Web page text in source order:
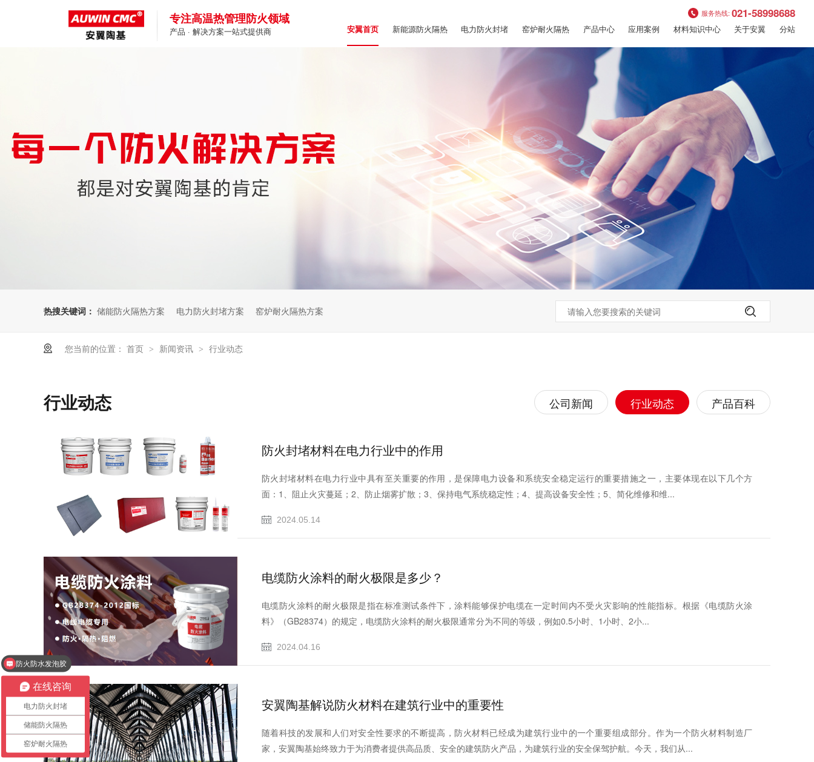
专注高温热管理防火领域
产品 · 解决方案一站式提供商
服务热线:021-58998688
安翼首页 新能源防火隔热 电力防火封堵 窑炉耐火隔热 产品中心 应用案例 材料知识中心 关于安翼 分站
热搜关键词： 储能防火隔热方案 电力防火封堵方案 窑炉耐火隔热方案
您当前的位置： 首页 > 新闻资讯 > 行业动态
行业动态 公司新闻 行业动态 产品百科
防火封堵材料在电力行业中的作用
防火封堵材料在电力行业中具有至关重要的作用，是保障电力设备和系统安全稳定运行的重要措施之一，主要体现在以下几个方
面：1、阻止火灾蔓延；2、防止烟雾扩散；3、保持电气系统稳定性；4、提高设备安全性；5、简化维修和维...
2024.05.14
电缆防火涂料的耐火极限是多少？
电缆防火涂料的耐火极限是指在标准测试条件下，涂料能够保护电缆在一定时间内不受火灾影响的性能指标。根据《电缆防火涂
料》（GB28374）的规定，电缆防火涂料的耐火极限通常分为不同的等级，例如0.5小时、1小时、2小...
2024.04.16
安翼陶基解说防火材料在建筑行业中的重要性
随着科技的发展和人们对安全性要求的不断提高，防火材料已经成为建筑行业中的一个重要组成部分。作为一个防火材料制造厂
家，安翼陶基始终致力于为消费者提供高品质、安全的建筑防火产品，为建筑行业的安全保驾护航。今天，我们从...
在线咨询
电力防火封堵
储能防火隔热
窑炉耐火隔热
防火防水发泡胶